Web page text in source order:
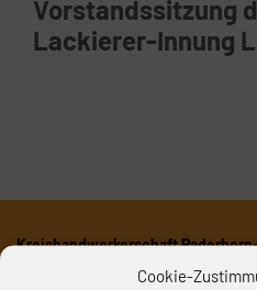
Cookie-
Vorstandssitzung
Lackierer-Innung
Kreishandwerkerschaft
Forum des Handwerks 1 (ehemals: